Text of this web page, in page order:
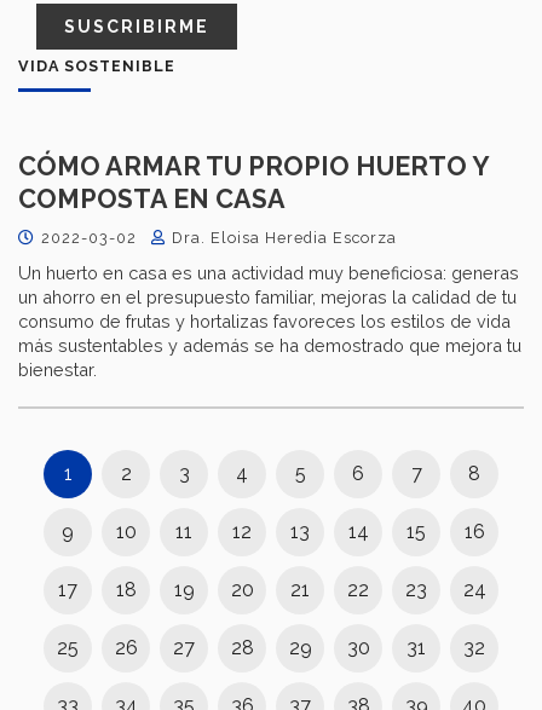
SUSCRIBIRME
VIDA SOSTENIBLE
CÓMO ARMAR TU PROPIO HUERTO Y
COMPOSTA EN CASA
2022-03-02 Dra. Eloisa Heredia Escorza
Un huerto en casa es una actividad muy beneficiosa: generas
un ahorro en el presupuesto familiar, mejoras la calidad de tu
consumo de frutas y hortalizas favoreces los estilos de vida
más sustentables y además se ha demostrado que mejora tu
bienestar.
1 2 3 4 5 6 7 8
9 10 11 12 13 14 15 16
17 18 19 20 21 22 23 24
25 26 27 28 29 30 31 32